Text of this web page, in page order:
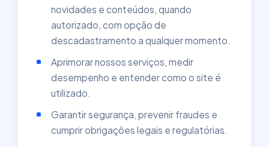
novidades e conteúdos, quando
autorizado, com opção de
descadastramento a qualquer momento.
Aprimorar nossos serviços, medir
desempenho e entender como o site é
utilizado.
Garantir segurança, prevenir fraudes e
cumprir obrigações legais e regulatórias.